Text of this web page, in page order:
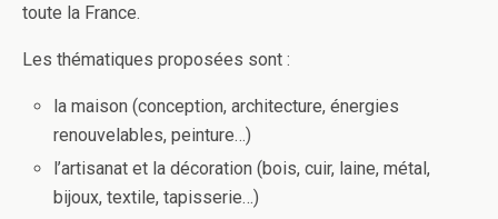
toute la France.
Les thématiques proposées sont :
la maison (conception, architecture, énergies
renouvelables, peinture…)
l’artisanat et la décoration (bois, cuir, laine, métal,
bijoux, textile, tapisserie…)